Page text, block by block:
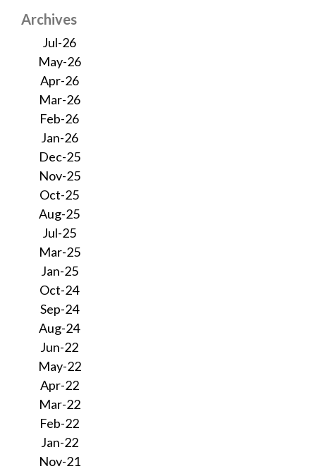
Archives
Jul-26
May-26
Apr-26
Mar-26
Feb-26
Jan-26
Dec-25
Nov-25
Oct-25
Aug-25
Jul-25
Mar-25
Jan-25
Oct-24
Sep-24
Aug-24
Jun-22
May-22
Apr-22
Mar-22
Feb-22
Jan-22
Nov-21